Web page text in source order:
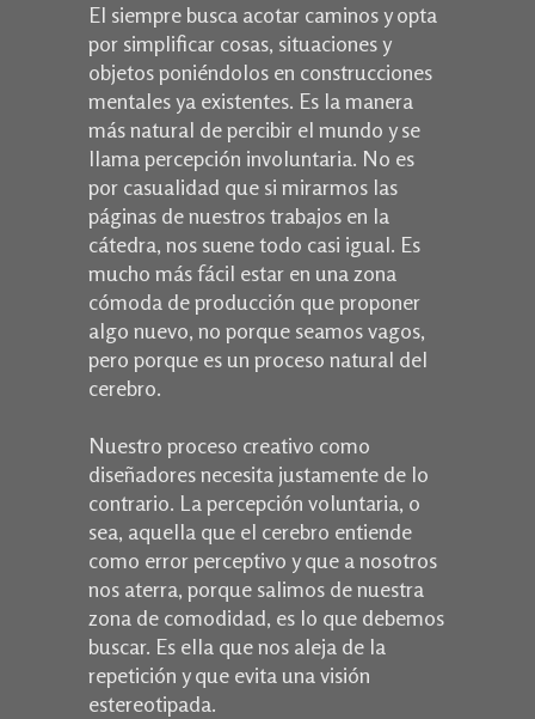
El siempre busca acotar caminos y opta
por simplificar cosas, situaciones y
objetos poniéndolos en construcciones
mentales ya existentes. Es la manera
más natural de percibir el mundo y se
llama percepción involuntaria. No es
por casualidad que si mirarmos las
páginas de nuestros trabajos en la
cátedra, nos suene todo casi igual. Es
mucho más fácil estar en una zona
cómoda de producción que proponer
algo nuevo, no porque seamos vagos,
pero porque es un proceso natural del
cerebro.
Nuestro proceso creativo como
diseñadores necesita justamente de lo
contrario. La percepción voluntaria, o
sea, aquella que el cerebro entiende
como error perceptivo y que a nosotros
nos aterra, porque salimos de nuestra
zona de comodidad, es lo que debemos
buscar. Es ella que nos aleja de la
repetición y que evita una visión
estereotipada.